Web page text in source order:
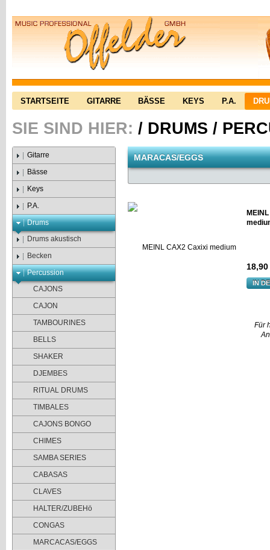
STARTSEITE GITARRE BÄSSE KEYS P.A.
SIE SIND HIER: / DRUMS /
Gitarre
Bässe
Keys
P.A.
Drums
Drums akustisch
Becken
Percussion
CAJONS
CAJON
TAMBOURINES
BELLS
SHAKER
DJEMBES
RITUAL DRUMS
TIMBALES
CAJONS BONGO
CHIMES
SAMBA SERIES
CABASAS
CLAVES
HALTER/ZUBEHö
CONGAS
MARCACAS/EGGS
MARACAS/EGGS
IN
Für